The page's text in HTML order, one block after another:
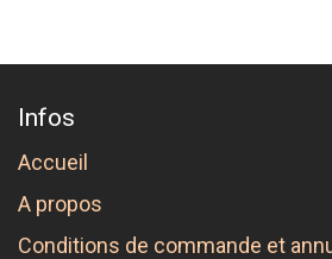
Infos
Accueil
A propos
Conditions de commande et